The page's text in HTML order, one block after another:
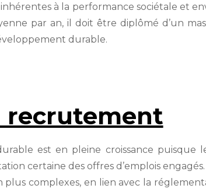
à la performance sociétale et
par an, il doit être diplômé d’un
durable.
recrutement
est en pleine croissance puisque
certaine des offres d’emplois
plus complexes, en lien avec la